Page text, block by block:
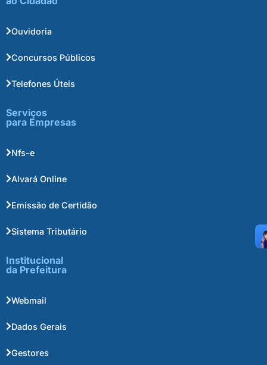
Ouvidoria
Concursos Públicos
Telefones Úteis
Serviços
para Empresas
Nfs-e
Alvará Online
Emissão de Certidão
Sistema Tributário
Institucional
da Prefeitura
Webmail
Dados Gerais
Gestores